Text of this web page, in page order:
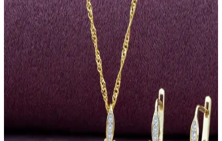
Gümüş Renkli Su Yolu Zirkon Tasarımları
İki Ressia kadın takı setini tasarım, kalite ve kullanıcı deneyimi
açısından karşılaştırıyoruz. Altın ve gümüş renkli su yolu zirkon
setlerinin avantajları ve dezavantajlarıyla alışveriş kararınızı
kolaylaştırıyoruz.
HKN AVM Işıklı Takı Seti Kadınlar ve Kızlar İçin
Zarif ve Dayanıklı Tasarım
Pembe paslanmaz çelik malzemeden üretilen bu set, zirkon taşlarıyla
parlaklık ve dayanıklılık sunar. 4 parçalık şık tasarımıyla özel
günlerde hediye ve günlük kullanım için uygun, uzun ömürlü ve